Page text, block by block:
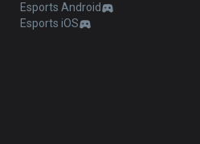
Esports Android
Esports iOS